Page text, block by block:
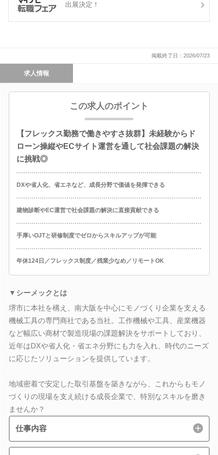
出展決定！
掲載終了日：2026/07/23
求人情報
この求人のポイント
【フレックス勤務で働きやすさ抜群】未経験からド
ローン操縦やECサイト運営を通して社会課題の解決
に挑戦◎
DXや省人化、省エネなど、成長分野で価値を発揮できる
建物診断やEC運営で社会課題の解決に直接貢献できる
手厚いOJTと研修制度でゼロからスキルアップが可能
年休124日／フレックス制度／残業少なめ／リモートOK
▼シーメックとは
堺市に本社を構え、南大阪を中心にモノづくり企業を支える
機械工具の専門商社である当社。工作機械や工具、産業機器
など幅広い商材で製造現場の課題解決をサポートしており、
近年はDXや省人化・省エネ分野にも力を入れ、時代のニーズ
に応じたソリューションを提供しています。
地域密着で安定した取引基盤を築きながら、これからもモノ
づくりの現場を支え続ける成長企業で、特別なスキルを磨き
ませんか？
仕事内容